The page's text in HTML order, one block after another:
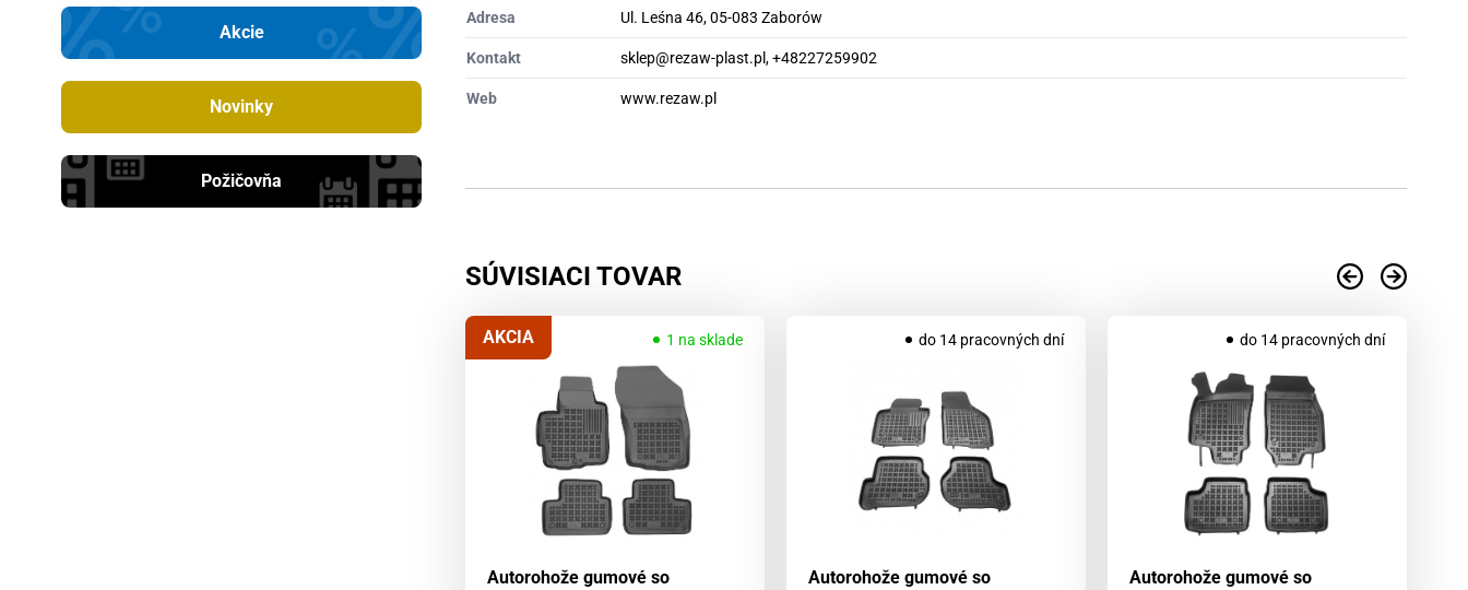
Akcie
Novinky
Požičovňa
Adresa Ul. Leśna 46, 05-083 Zaborów
Kontakt sklep@rezaw-plast.pl, +48227259902
Web www.rezaw.pl
SÚVISIACI TOVAR
1 na sklade
AKCIA
Autorohože gumové so
do 14 pracovných dní
Autorohože gumové so
do 14 pracovných dní
Autorohože gumové so